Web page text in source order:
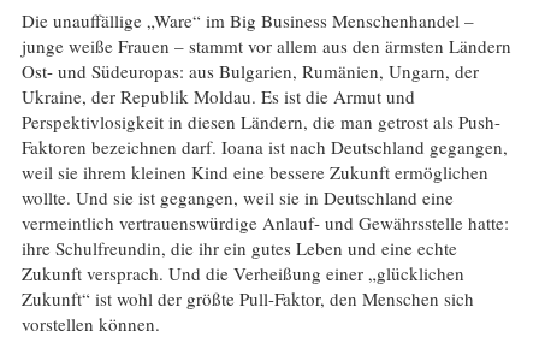
Die unauffällige „Ware“ im Big Business Menschenhandel –
junge weiße Frauen – stammt vor allem aus den ärmsten Ländern
Ost- und Südeuropas: aus Bulgarien, Rumänien, Ungarn, der
Ukraine, der Republik Moldau. Es ist die Armut und
Perspektivlosigkeit in diesen Ländern, die man getrost als Push-
Faktoren bezeichnen darf. Ioana ist nach Deutschland gegangen,
weil sie ihrem kleinen Kind eine bessere Zukunft ermöglichen
wollte. Und sie ist gegangen, weil sie in Deutschland eine
vermeintlich vertrauenswürdige Anlauf- und Gewährsstelle hatte:
ihre Schulfreundin, die ihr ein gutes Leben und eine echte
Zukunft versprach. Und die Verheißung einer „glücklichen
Zukunft“ ist wohl der größte Pull-Faktor, den Menschen sich
vorstellen können.